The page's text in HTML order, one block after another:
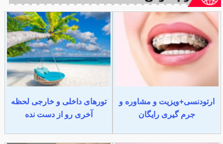
ارتودنسی+ویزیت و مشاوره و
جرم گیری رایگان
تورهای داخلی و خارجی لحظه
آخری رو از دست نده